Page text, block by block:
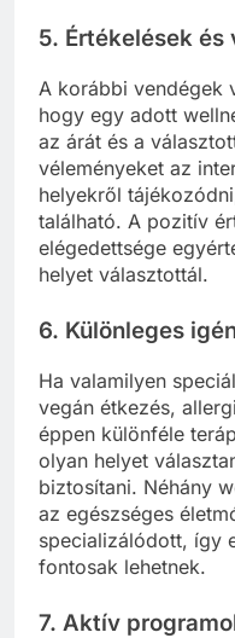
5. Értékelések és
A korábbi vendégek
hogy egy adott
az árát és a
véleményeket az
helyekről
található. A pozitív
elégedettsége
helyet választottál.
6. Különleges
Ha valamilyen
vegán étkezés,
éppen különféle
olyan helyet
biztosítani. Néhány
az egészséges
specializálódott, így
fontosak lehetnek.
7. Aktív